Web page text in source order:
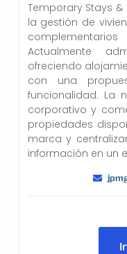
Temporary Stays
la gestión de
Actualmente
ofreciendo
con una
funcionalidad. La
corporativo y
propiedades
marca y
información en un